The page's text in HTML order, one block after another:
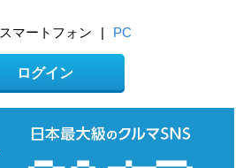
スマートフォン | PC
ログイン